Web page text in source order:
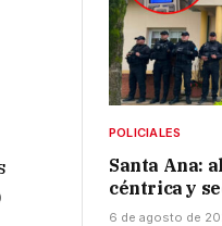
POLICIALES
Santa Ana:
céntrica y
6 de agosto de